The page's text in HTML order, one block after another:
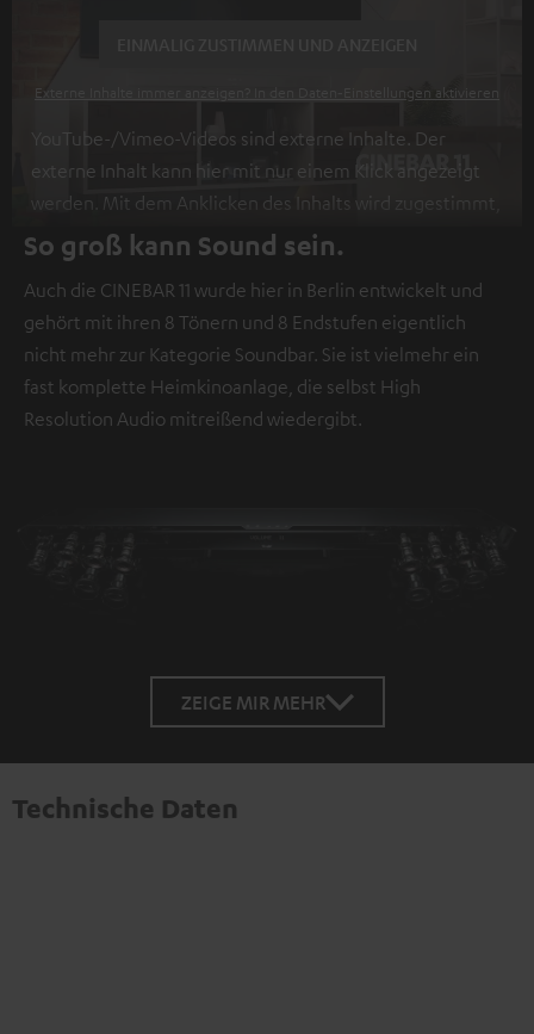
Externe Inhalte immer anzeigen? In den Daten‑Einstellungen aktivieren
YouTube-/Vimeo-Videos sind externe Inhalte. Der
externe Inhalt kann hier mit nur einem Klick angezeigt
werden. Mit dem Anklicken des Inhalts wird zugestimmt,
dass externe Inhalte angezeigt werden. Dabei können
personenbezogene Daten an Drittplattformen
übermittelt werden.Weitere Informationen sind in der
Datenschutzerklärung unter I zu finden.
So groß kann Sound sein.
Auch die CINEBAR 11 wurde hier in Berlin entwickelt und
gehört mit ihren 8 Tönern und 8 Endstufen eigentlich
nicht mehr zur Kategorie Soundbar. Sie ist vielmehr ein
fast komplette Heimkinoanlage, die selbst High
Resolution Audio mitreißend wiedergibt.
ZEIGE MIR MEHR
Technische Daten